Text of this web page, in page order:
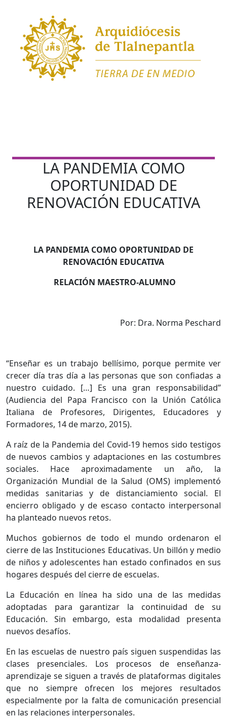
LA PANDEMIA COMO
OPORTUNIDAD DE
RENOVACIÓN EDUCATIVA
LA PANDEMIA COMO OPORTUNIDAD DE
RENOVACIÓN EDUCATIVA
RELACIÓN MAESTRO-ALUMNO
Por: Dra. Norma Peschard
“Enseñar es un trabajo bellísimo, porque permite ver
crecer día tras día a las personas que son confiadas a
nuestro cuidado. […] Es una gran responsabilidad”
(Audiencia del Papa Francisco con la Unión Católica
Italiana de Profesores, Dirigentes, Educadores y
Formadores, 14 de marzo, 2015).
A raíz de la Pandemia del Covid-19 hemos sido testigos
de nuevos cambios y adaptaciones en las costumbres
sociales. Hace aproximadamente un año, la
Organización Mundial de la Salud (OMS) implementó
medidas sanitarias y de distanciamiento social. El
encierro obligado y de escaso contacto interpersonal
ha planteado nuevos retos.
Muchos gobiernos de todo el mundo ordenaron el
cierre de las Instituciones Educativas. Un billón y medio
de niños y adolescentes han estado confinados en sus
hogares después del cierre de escuelas.
La Educación en línea ha sido una de las medidas
adoptadas para garantizar la continuidad de su
Educación. Sin embargo, esta modalidad presenta
nuevos desafíos.
En las escuelas de nuestro país siguen suspendidas las
clases presenciales. Los procesos de enseñanza-
aprendizaje se siguen a través de plataformas digitales
que no siempre ofrecen los mejores resultados
especialmente por la falta de comunicación presencial
en las relaciones interpersonales.